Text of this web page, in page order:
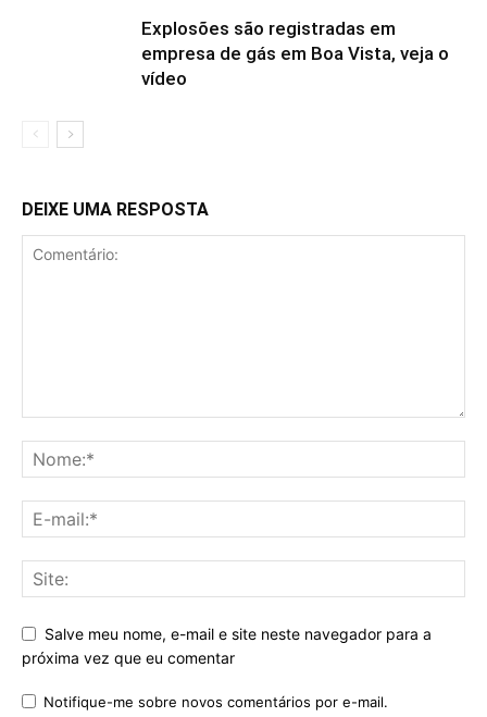
Explosões são registradas em
empresa de gás em Boa Vista, veja o
vídeo
DEIXE UMA RESPOSTA
Salve meu nome, e-mail e site neste navegador para a
próxima vez que eu comentar
Notifique-me sobre novos comentários por e-mail.